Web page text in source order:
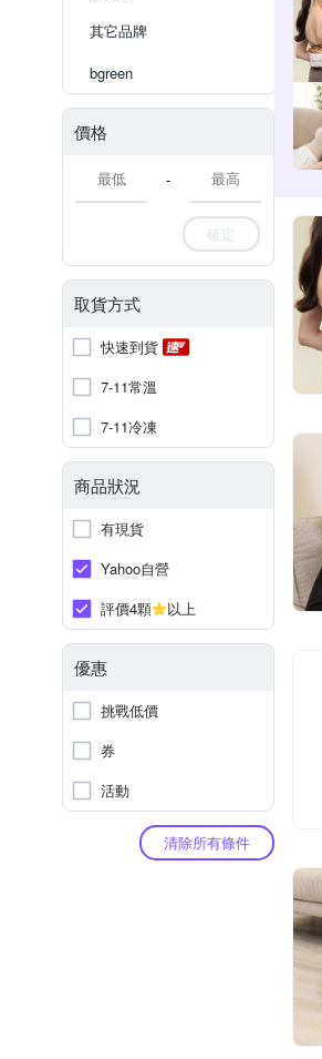
其它品牌
bgreen
價格
-
確定
取貨方式
快速到貨
7-11常溫
7-11冷凍
商品狀況
有現貨
Yahoo自營
評價4顆
以上
優惠
挑戰低價
券
活動
清除所有條件